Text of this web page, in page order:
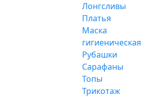
Лонгсливы
Платья
Маска
гигиеническая
Рубашки
Сарафаны
Топы
Трикотаж